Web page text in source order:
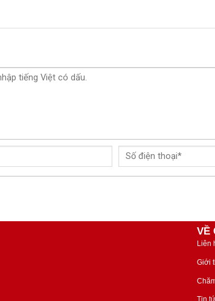
VỀ
Liên
Giới